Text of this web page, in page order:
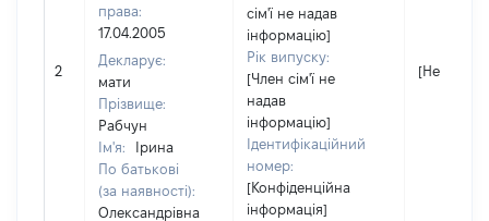
2
права:
17.04.2005
Декларує:
мати
Прізвище:
Рабчун
Ім'я:
Ірина
По батькові
(за наявності):
Олександрівна
сім'ї не надав
інформацію]
Рік випуску:
[Член сім'ї не
надав
інформацію]
Ідентифікаційний
номер:
[Конфіденційна
інформація]
[Не